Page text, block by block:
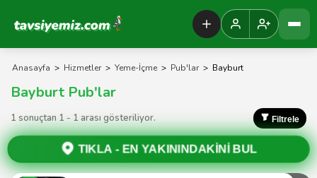
Tavsiyemiz Anasayfa
Anasayfa > Hizmetler > Yeme-İçme > Pub'lar > Bayburt
Bayburt Pub'lar
1 sonuçtan 1 - 1 arası gösteriliyor. Filtrele
TIKLA -EN YAKININDAKİNİ BUL